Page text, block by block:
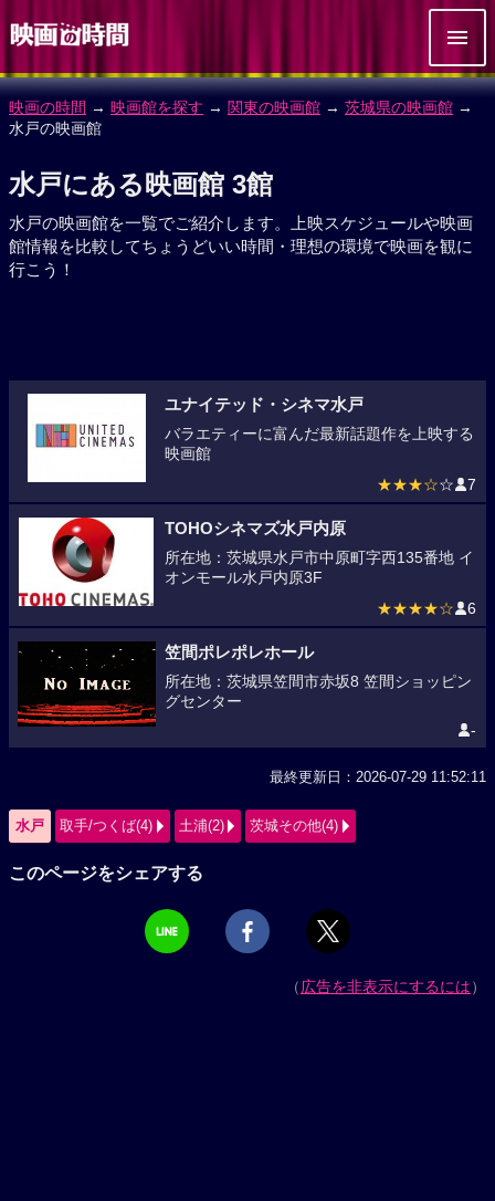
映画の時間 → 映画館を探す → 関東の映画館 → 茨城県の映画館 →
水戸の映画館
水戸にある映画館 3館
水戸の映画館を一覧でご紹介します。上映スケジュールや映画
館情報を比較してちょうどいい時間・理想の環境で映画を観に
行こう！
ユナイテッド・シネマ水戸
バラエティーに富んだ最新話題作を上映する
映画館
★★★☆☆ 7
TOHOシネマズ水戸内原
所在地：茨城県水戸市中原町字西135番地 イ
オンモール水戸内原3F
★★★★☆ 6
笠間ポレポレホール
所在地：茨城県笠間市赤坂8 笠間ショッピン
グセンター
-
最終更新日：2026-07-29 11:52:11
水戸 取手/つくば(4) 土浦(2) 茨城その他(4)
このページをシェアする
（広告を非表示にするには）